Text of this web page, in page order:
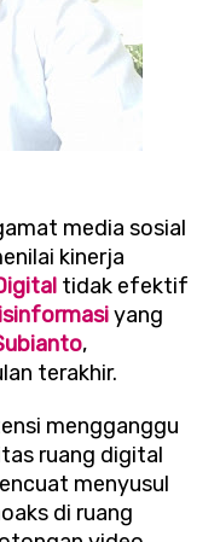
media sosial
kinerja
tidak efektif
yang
,
terakhir.
mengganggu
ruang digital
menyusul
di ruang